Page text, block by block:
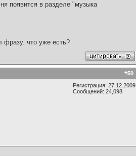
появится в разделе "музыка
что уже есть?
#50
Регистрация: 27.12.2009
Сообщений: 24,098